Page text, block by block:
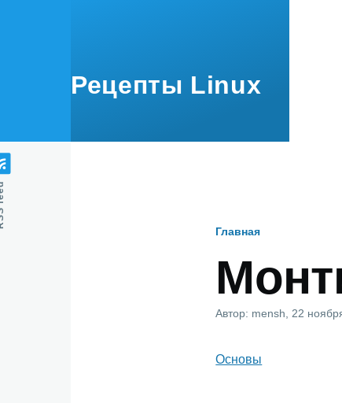
Рецепты Linux
Главная
Автор: mensh , 22
Основы